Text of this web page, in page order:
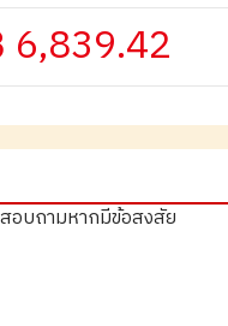
6,839.42
อบถามหากมีข้อสงสัย